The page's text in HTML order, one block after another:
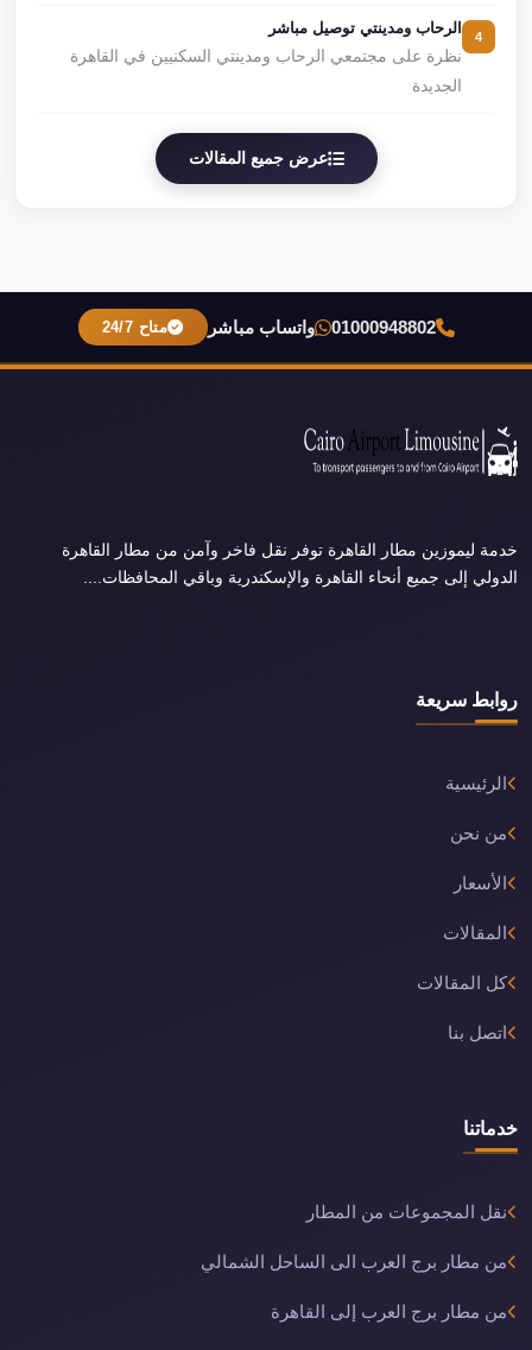
الرحاب ومدينتي توصيل مباشر
نظرة على مجتمعي الرحاب ومدينتي السكنيين في القاهرة
الجديدة
عرض جميع المقالات
01000948802 واتساب مباشر متاح 24/7
خدمة ليموزين مطار القاهرة توفر نقل فاخر وآمن من مطار القاهرة
الدولي إلى جميع أنحاء القاهرة والإسكندرية وباقي المحافظات....
روابط سريعة
الرئيسية
من نحن
الأسعار
المقالات
كل المقالات
اتصل بنا
خدماتنا
نقل المجموعات من المطار
من مطار برج العرب الى الساحل الشمالي
من مطار برج العرب إلى القاهرة